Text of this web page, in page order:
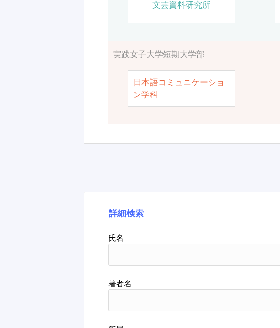
文芸資料研究所
実践女子大学短期大学部
日本語コミュニケーショ
ン学科
詳細検索
氏名
著者名